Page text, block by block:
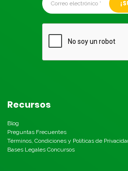
Recursos
Blog
Preguntas Frecuentes
Términos, Condiciones y Políticas de
Bases Legales Concursos